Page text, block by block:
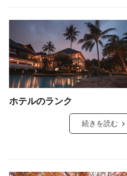
ホテルのランク
続きを読む